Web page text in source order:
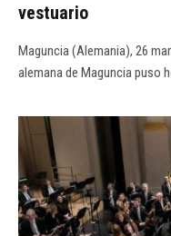
vestuario
Maguncia (Alemania), 26
alemana de Maguncia puso